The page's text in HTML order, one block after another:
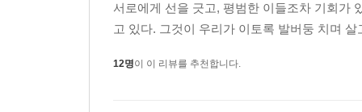
원하던 모습일까?
사회가 아닌 개인에 집중한 내면의 이야기들에
서로에게 선을 긋고, 평범한 이들조차 기회가
고 있다. 그것이 우리가 이토록 발버둥 치며
12명이 이 리뷰를 추천합니다.